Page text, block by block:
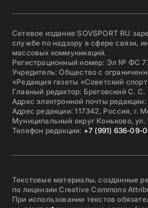
Сетевое издание SOVSPORT RU
службе по надзору в сфере связи,
массовых коммуникаций.
Регистрационный номер: Эл № ФС
Учредитель: Общество с
«Редакция газеты «Советский
Главный редактор: Бреговский С. С.
Адрес электронной почты редакции:
Адрес редакции: 117342, Россия, г.
Муниципальный округ Коньково,
Телефон редакции: +7 (991) 636-09-
Текстовые материалы, созданные
по лицензии Creative Commons
При использовании текстов